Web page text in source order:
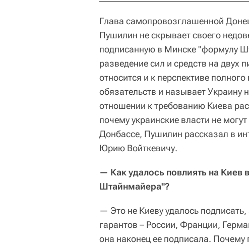
Глава самопровозглашенной
Пушилин не скрывает своего
подписанную в Минске "формулу
разведение сил и средств на двух
относится и к перспективе
обязательств и называет
отношении к требованию Киева
почему украинские власти не
Донбассе, Пушилин рассказал в
Юрию Войткевичу.
— Как удалось повлиять на
Штайнмайера"?
— Это не Киеву удалось
гарантов – России, Франции,
она наконец ее подписала.